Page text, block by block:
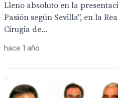
Lleno absoluto en la
Pasión según Sevilla", en la
Cirugia de...
hace 1 año